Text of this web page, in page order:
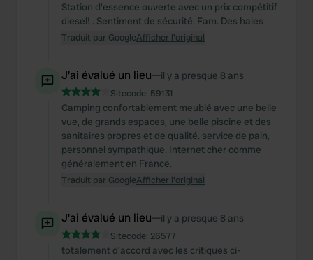
Station d'essence ouverte avec un prix compétitif
diesel! . Sentiment de sécurité. Fam. Des haies
Traduit par GoogleAfficher l'original
J'ai évalué un lieu—il y a presque 8 ans
Sitecode: 59131
Camping confortablement meublé avec une belle
vue, de grands espaces, une belle piscine et des
sanitaires propres et de qualité. service de pain,
personnel sympathique. Internet cher comme
généralement en France.
Traduit par GoogleAfficher l'original
J'ai évalué un lieu—il y a presque 8 ans
Sitecode: 26577
totalement d'accord avec les critiques ci-